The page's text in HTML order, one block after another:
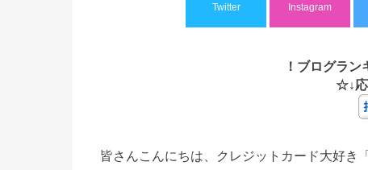
Twitter Instagram
！ブログラン
☆↓
皆さんこんにちは、クレジットカード大好き